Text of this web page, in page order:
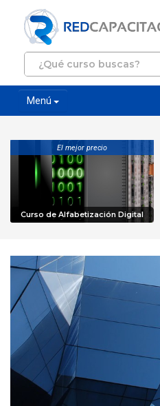
Menú
El mejor precio
Curso de Alfabetización Digital